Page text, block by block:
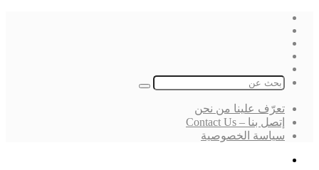
بحث
تعرّف علينا من نحن
إتصل بنا – Contact Us
سياسة الخصوصية